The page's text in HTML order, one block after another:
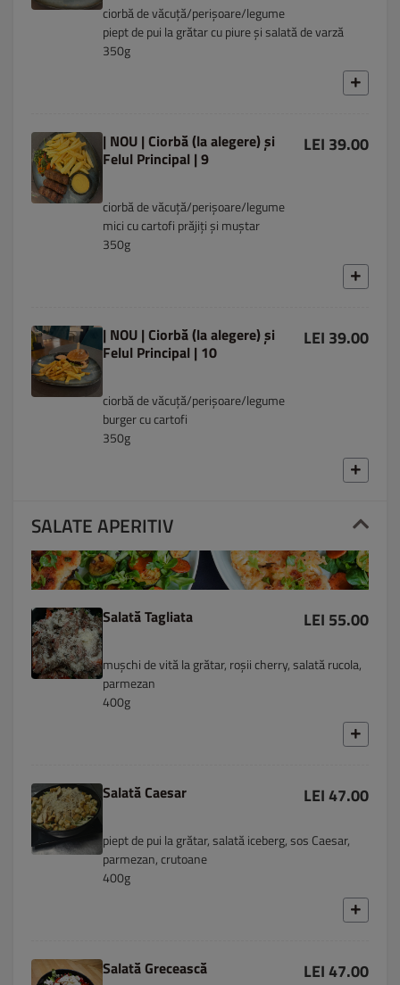
ciorbă de văcuță/perișoare/legume
piept de pui la grătar cu piure și salată de varză
350g
| NOU | Ciorbă (la alegere) și
Felul Principal | 9
LEI 39.00
ciorbă de văcuță/perișoare/legume
mici cu cartofi prăjiți și muștar
350g
| NOU | Ciorbă (la alegere) și
Felul Principal | 10
LEI 39.00
ciorbă de văcuță/perișoare/legume
burger cu cartofi
350g
SALATE APERITIV
Salată Tagliata LEI 55.00
mușchi de vită la grătar, roșii cherry, salată rucola,
parmezan
400g
Salată Caesar LEI 47.00
piept de pui la grătar, salată iceberg, sos Caesar,
parmezan, crutoane
400g
Salată Grecească LEI 47.00